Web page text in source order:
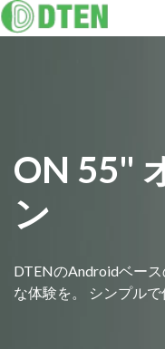
ON 55"
ン
DTENのAndroidベー
な体験を。 シンプル